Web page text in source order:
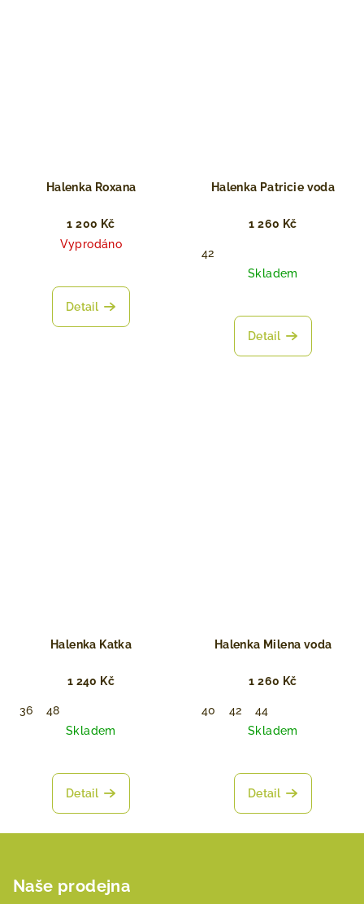
Halenka Roxana
1 200 Kč
Vyprodáno
Detail
Halenka Patricie voda
1 260 Kč
42
Skladem
Detail
Halenka Katka
1 240 Kč
36
48
Skladem
Detail
Halenka Milena voda
1 260 Kč
40 42
44
Skladem
Detail
Naše prodejna